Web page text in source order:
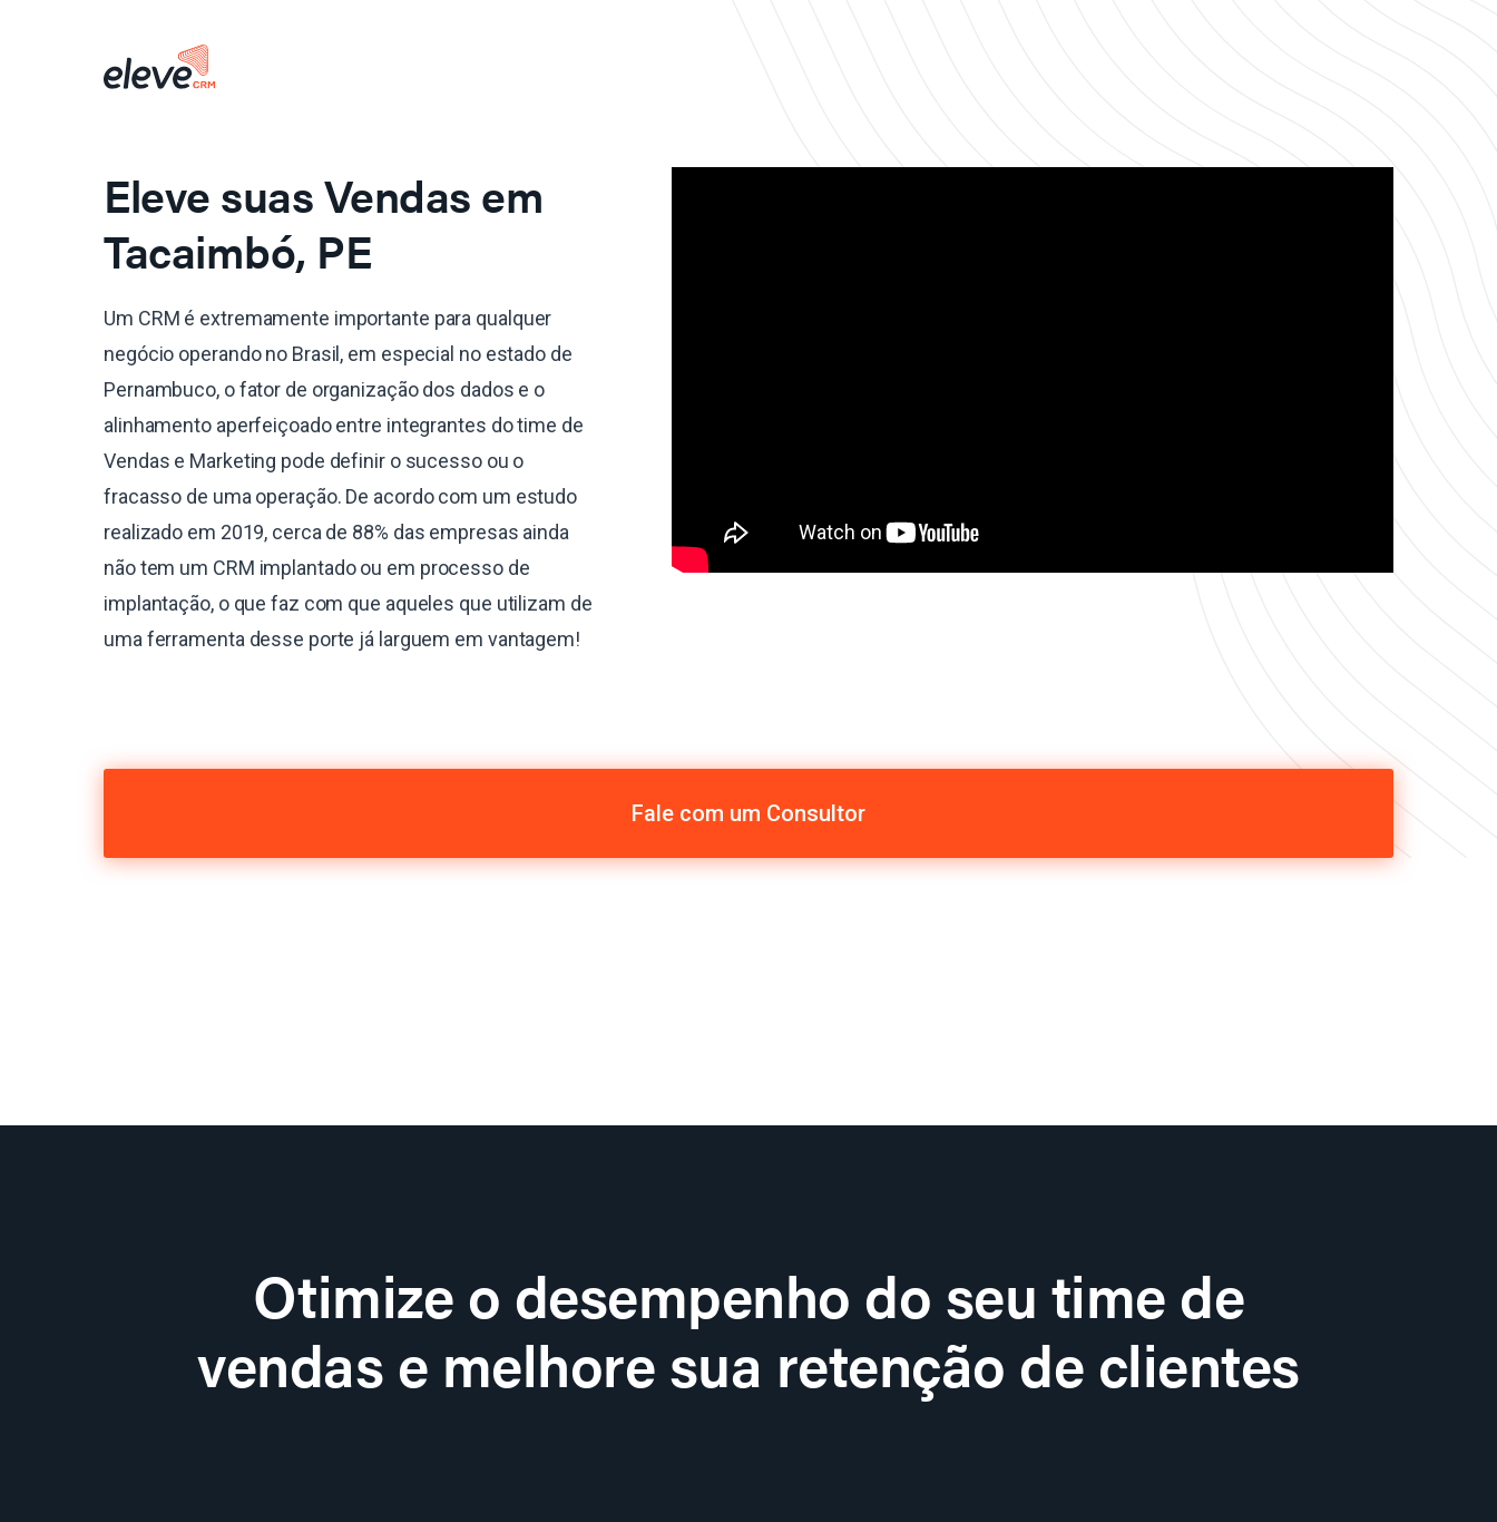
Eleve suas Vendas em
Tacaimbó, PE
Um CRM é extremamente importante para qualquer
negócio operando no Brasil, em especial no estado de
Pernambuco, o fator de organização dos dados e o
alinhamento aperfeiçoado entre integrantes do time de
Vendas e Marketing pode definir o sucesso ou o
fracasso de uma operação. De acordo com um estudo
realizado em 2019, cerca de 88% das empresas ainda
não tem um CRM implantado ou em processo de
implantação, o que faz com que aqueles que utilizam de
uma ferramenta desse porte já larguem em vantagem!
Fale com um Consultor
Otimize o desempenho do seu time de
vendas e melhore sua retenção de clientes